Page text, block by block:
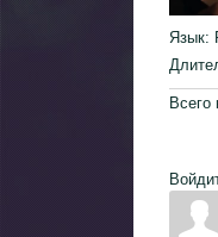
Язык:
Всего